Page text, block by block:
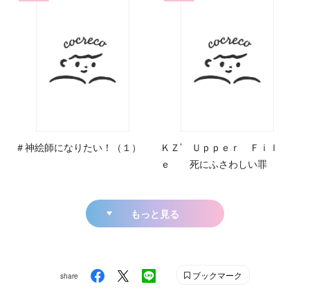
＃神絵師になりたい！（１）
ＫＺ’ Ｕｐｐｅｒ Ｆｉｌ
ｅ 死にふさわしい罪
もっと見る
share ブックマーク